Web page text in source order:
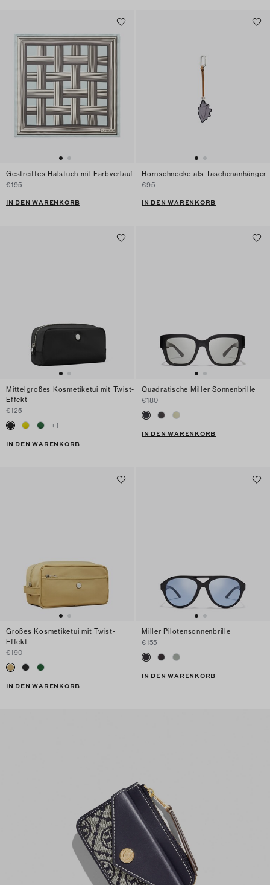
Gestreiftes Halstuch mit Farbverlauf
€195
IN DEN WARENKORB
Hornschnecke als Taschenanhänger
€95
IN DEN WARENKORB
Mittelgroßes Kosmetiketui mit Twist-
Effekt
€125
+1
IN DEN WARENKORB
Quadratische Miller Sonnenbrille
€180
IN DEN WARENKORB
Großes Kosmetiketui mit Twist-
Effekt
€190
IN DEN WARENKORB
Miller Pilotensonnenbrille
€155
IN DEN WARENKORB